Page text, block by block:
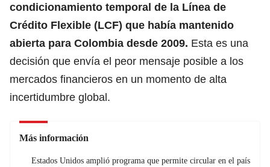
condicionamiento temporal de la Línea de
Crédito Flexible (LCF) que había mantenido
abierta para Colombia desde 2009. Esta es una
decisión que envía el peor mensaje posible a los
mercados financieros en un momento de alta
incertidumbre global.
Más información
Estados Unidos amplió programa que permite circular en el país